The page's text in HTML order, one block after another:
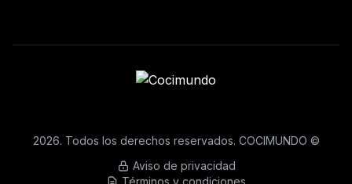
2026. Todos los derechos reservados. COCIMUNDO ©
Aviso de privacidad
Términos y condiciones